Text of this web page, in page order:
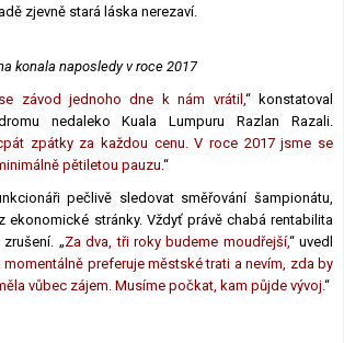
zjevně stará láska nerezaví.
konala naposledy v roce 2017
závod jednoho dne k nám vrátil,“ konstatoval
nedaleko Kuala Lumpuru Razlan Razali.
zpátky za každou cenu. V roce 2017 jsme se
pětiletou pauzu.“
pečlivě sledovat směřování šampionátu,
ekonomické stránky. Vždyť právě chabá rentabilita
„Za dva, tři roky budeme moudřejší,“ uvedl
momentálně preferuje městské trati a nevím, zda by
vůbec zájem. Musíme počkat, kam půjde vývoj.“